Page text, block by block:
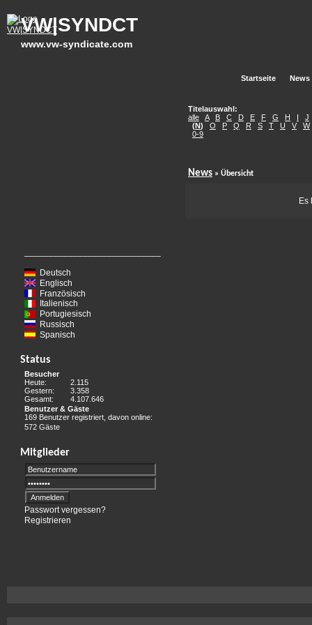
VW|SYNDCT
www.vw-syndicate.com
Startseite News
Deutsch
Englisch
Französisch
Italienisch
Portugiesisch
Russisch
Spanisch
Status
Besucher
Heute:
2.115
Gestern:
3.358
Gesamt:
4.107.646
Benutzer & Gäste
169 Benutzer registriert, davon online:
572 Gäste
Mitglieder
Passwort vergessen?
Registrieren
Titelauswahl:
alle
A B C D E F G H I
J
(N) O P Q R S T U V
W
0-9
News » Übersicht
Es